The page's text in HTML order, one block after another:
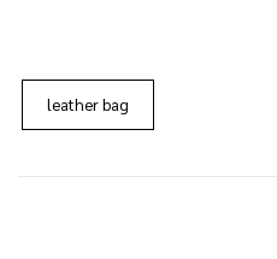
leather bag